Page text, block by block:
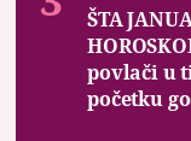
ŠTA
povlači u
početku